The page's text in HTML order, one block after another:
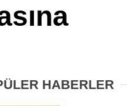
XRP
HABERLER